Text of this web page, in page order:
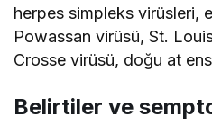
herpes simpleks virüsleri,
Powassan virüsü, St.
Crosse virüsü, doğu at
Belirtiler ve